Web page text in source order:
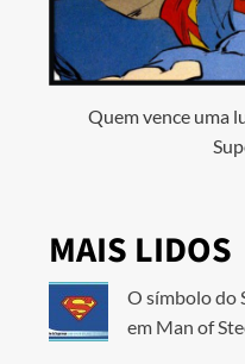
Quem vence uma
MAIS LIDOS
O símbolo do
em Man of